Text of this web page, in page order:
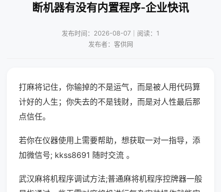
断机器有没有内置程序-企业快讯
发布时间：2026-08-07｜阅读：1
发布者：客供网
打麻将记住，你输掉的不是运气，而是被人用代码算
计好的人生；你失去的不是钱财，而是对人性最后那
点信任。
若你在仪器使用上需要帮助，想获取一对一指导，添
加微信号; kkss8691 随时交流 。
武汉麻将机程序调试方法;普通麻将机程序控牌器一般